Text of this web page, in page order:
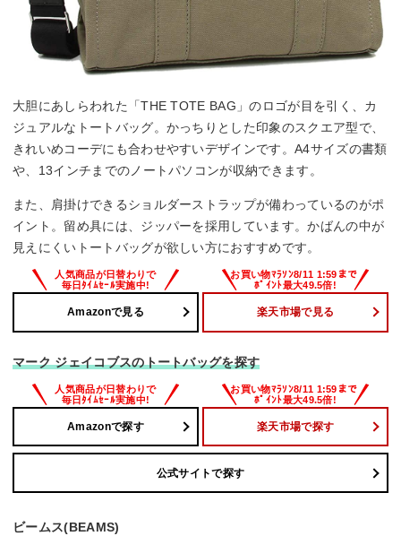
大胆にあしらわれた「THE TOTE BAG」のロゴが目を引く、カ
ジュアルなトートバッグ。かっちりとした印象のスクエア型で、
きれいめコーデにも合わせやすいデザインです。A4サイズの書類
や、13インチまでのノートパソコンが収納できます。
また、肩掛けできるショルダーストラップが備わっているのがポ
イント。留め具には、ジッパーを採用しています。かばんの中が
見えにくいトートバッグが欲しい方におすすめです。
Amazonで見る 楽天市場で見る
マーク ジェイコブスのトートバッグを探す
Amazonで探す 楽天市場で探す
公式サイトで探す
ビームス(BEAMS)